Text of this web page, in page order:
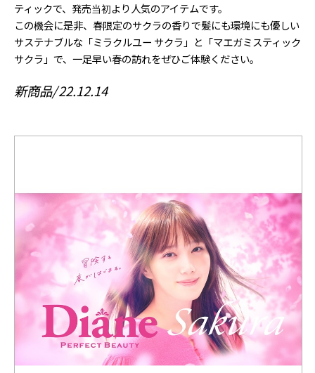
ティックで、発売当初より人気のアイテムです。
この機会に是非、春限定のサクラの香りで髪にも環境にも優しい
サステナブルな「ミラクルユー サクラ」と「マエガミスティック
サクラ」で、一足早い春の訪れをぜひご体験ください。
新商品 22.12.14